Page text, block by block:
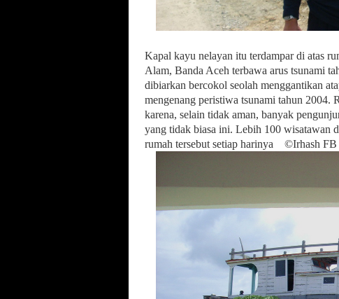
Kapal kayu nelayan itu terdampar di atas
Alam, Banda Aceh terbawa arus tsunami
dibiarkan bercokol seolah menggantikan
mengenang peristiwa tsunami tahun 2004.
karena, selain tidak aman, banyak
yang tidak biasa ini. Lebih 100 wisatawan
rumah tersebut setiap harinya
©Irhash FB